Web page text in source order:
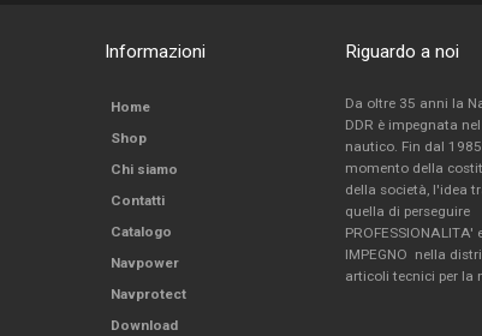
Informazioni
Home
Shop
Chi siamo
Contatti
Catalogo
Navpower
Navprotect
Download
Riguardo a noi
Da oltre 35 anni la
DDR è impegnata
nautico. Fin dal
momento della
della società, l'idea
quella di perseguire
PROFESSIONALITA'
IMPEGNO nella
articoli tecnici per la